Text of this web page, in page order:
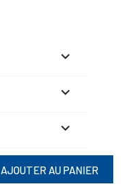
AJOUTER AU PANIER


